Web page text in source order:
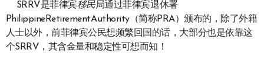
SRRV是菲律宾移民局通过菲律宾退休署
PhilippineRetirementAuthority（简称PRA）颁布的，除了外籍
人士以外，前菲律宾公民想频繁回国的话，大部分也是依靠这
个SRRV，其含金量和稳定性可想而知！